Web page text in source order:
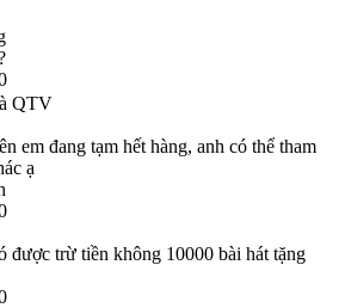
QTV
em đang tạm hết hàng, anh có thể tham
ạ
được trừ tiền không 10000 bài hát tặng